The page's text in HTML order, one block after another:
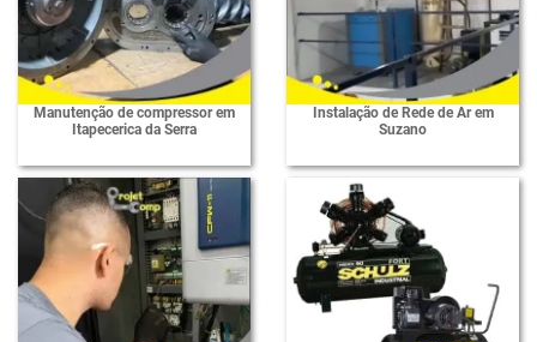
Manutenção de compressor em
Itapecerica da Serra
Instalação de Rede de Ar em
Suzano